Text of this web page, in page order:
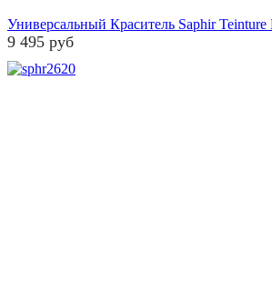
Универсальный Краситель Saphir Teinture
9 495 руб